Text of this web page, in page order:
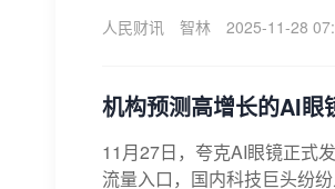
人民财讯
智林 2025-11-28
机构预测高增长的AI眼
11月27日，夸克AI眼镜正式
流量入口，国内科技巨头纷